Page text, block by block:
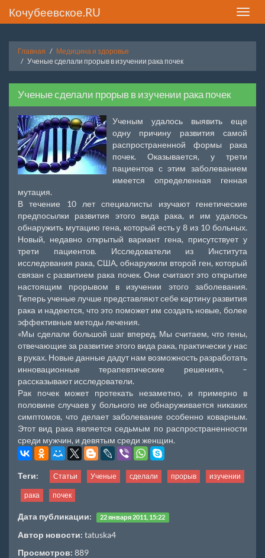
Toggle
Кочубеевское.RU
Главная
Медицина и здоровье
Ученые сделали прорыв в изучении рака почек
Ученые сделали прорыв в изучении рака почек
Ученым удалось выявить еще
одну причину развития самой
распространенной формы рака
почек. Оказывается, у трети
пациентов с этим заболеванием
имеется определенная генная
мутация.
В течение 10 лет специалисты изучают генетические
предпосылки развития этого вида рака, и им удалось
обнаружить мутацию гена, который есть у 8 из 10 больных.
Новый, недавно открытый вариант гена, присутствует у
трети пациентов. Исследователи из Института
исследования рака, США, обнаружили второй ген, который
связан с развитием рака почек. Они считают это открытие
настоящим прорывом в изучении этого заболевания.
Теперь ученые лучше представляют себе картину развития
рака и надеются, что это поможет им создать новые, более
эффективные методы лечения.
«Мы сделали большой шаг вперед. Мы считаем, что гены,
отвечающие за развитие этого вида рака, практически у нас
в руках. Новые данные дадут нам возможность разработать
инновационные терапевтические решения», –
рассказывают исследователи.
Рак почек может протекать незаметно, и примерно в
половине случаев у больного не обнаруживается никаких
симптомов, что делает заболевание особенно коварным.
Этот вид рака является седьмым по распространенности
среди мужчин, и девятым среди женщин.
Теги: Статьи Ученые сделали прорыв изучении
рака почек
Дата публикации: 22 января 2011, 15:22
Автор новости: tatuska4
Просмотров: 889